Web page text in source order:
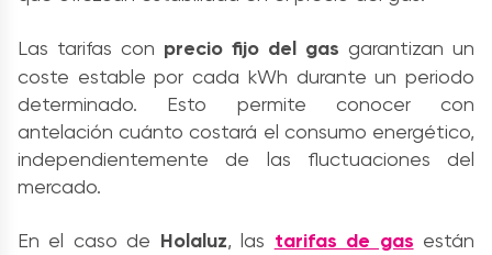
Las tarifas con precio fijo del gas garantizan un
coste estable por cada kWh durante un periodo
determinado. Esto permite conocer con
antelación cuánto costará el consumo energético,
independientemente de las fluctuaciones del
mercado.
En el caso de Holaluz, las tarifas de gas están